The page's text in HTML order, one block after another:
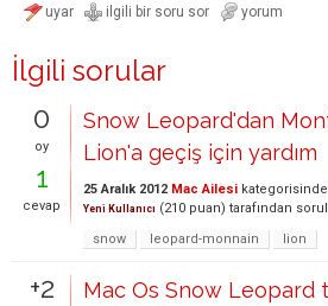
İlgili sorular
0
oy
1
cevap
Snow Leopard'dan
Lion'a geçiş için yardım
25 Aralık 2012 Mac Ailesi kategorisinde
Yeni Kullanıcı (210 puan) tarafından
snow
leopard-monnain lion
+2
Mac Os Snow Leopard